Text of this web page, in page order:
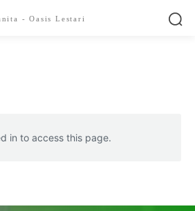
- Oasis Lestari
in to access this page.